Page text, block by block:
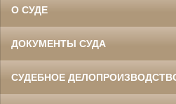
О СУДЕ
ДОКУМЕНТЫ СУДА
СУДЕБНОЕ